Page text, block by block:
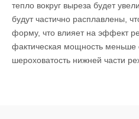
тепло вокруг выреза будет
будут частично расплавлены,
форму, что влияет на эффект
фактическая мощность меньше
шероховатость нижней части